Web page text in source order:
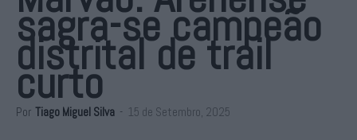
sagra-se campeão
distrital de trail
curto
Por Tiago Miguel Silva - 15 de Setembro, 2025